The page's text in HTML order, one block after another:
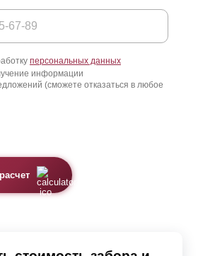
персональных данных
информации
(сможете отказаться в любое